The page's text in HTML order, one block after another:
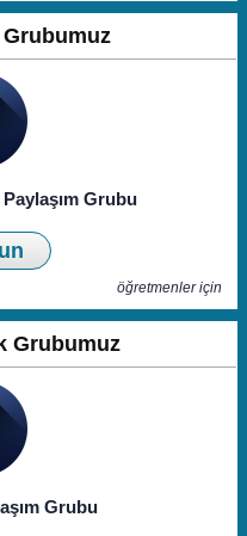
Grubu
öğretmenler için
Grubumuz
Grubu